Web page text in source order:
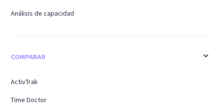
Análisis de capacidad
COMPARAR
ActivTrak
Time Doctor